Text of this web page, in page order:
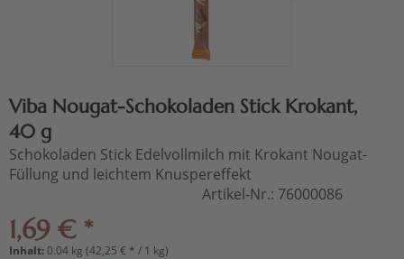
Viba Nougat-Schokoladen Stick Krokant,
40 g
Schokoladen Stick Edelvollmilch mit Krokant Nougat-
Füllung und leichtem Knuspereffekt
Artikel-Nr.: 76000086
1,69 € *
Inhalt:0.04 kg (42,25 € * / 1 kg)